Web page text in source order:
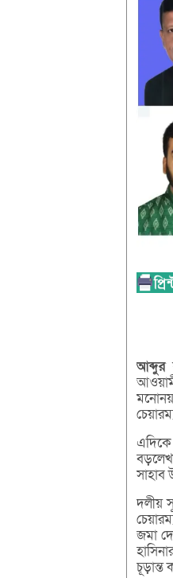
আব্দুর
এদিকে
সাহাব
দলীয়
জমা
চূড়ান্ত